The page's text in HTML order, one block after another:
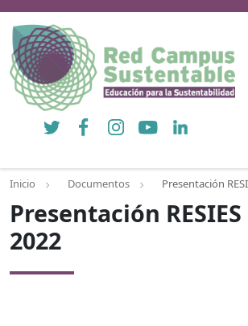
Twitter FacebookInstagramYouTubeLinkedIn
Inicio Documentos Presentación
Presentación
2022